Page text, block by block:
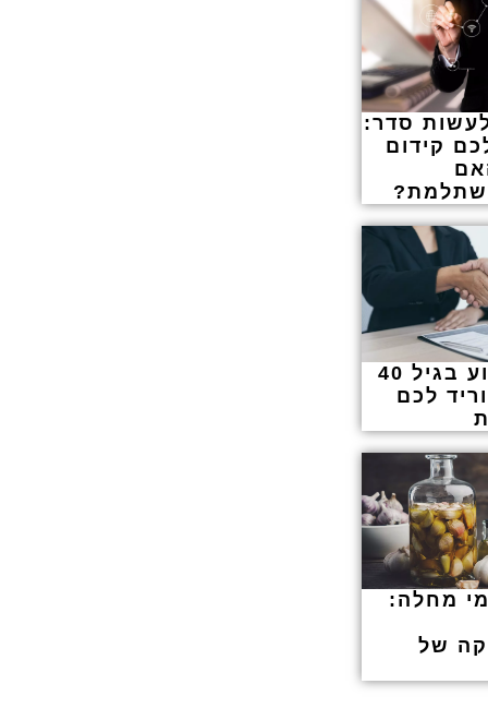
סדר:
קידום
הסבת מקצוע בגיל 40
לכם
מחלה:
של